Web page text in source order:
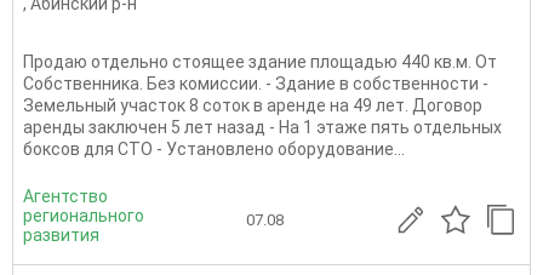
Продаю отдельно стоящее здание площадью 440 кв.м. От
Собственника. Без комиссии. - Здание в собственности -
Земельный участок 8 соток в аренде на 49 лет. Договор
аренды заключен 5 лет назад - На 1 этаже пять отдельных
боксов для СТО - Установлено оборудование...
Агентство
регионального
развития
07.08